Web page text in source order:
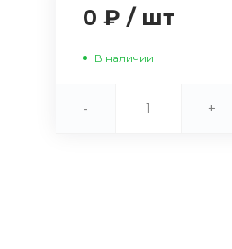
0 ₽ / шт
В наличии
- +